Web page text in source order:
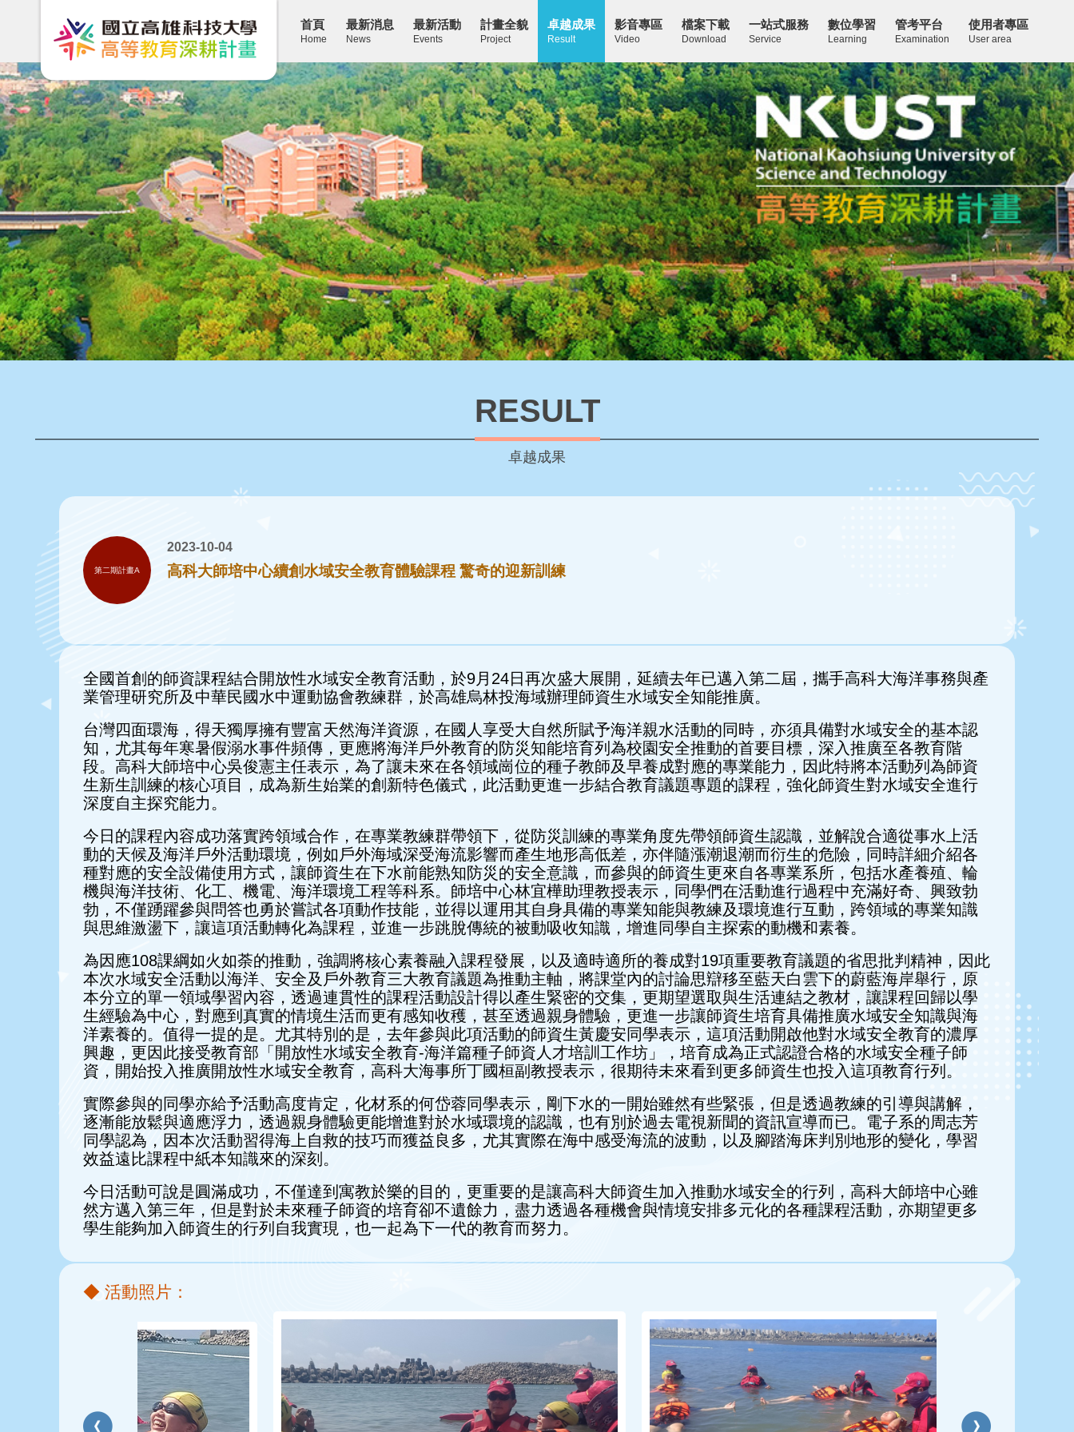
首頁
Home
最新消息
News
最新活動
Events
計畫全貌
Project
卓越成果
Result
影音專區
Video
檔案下載
Download
一站式服務
Service
數位學習
Learning
管考平台
Examination
使用者專區
User area
RESULT
卓越成果
第二期計畫A
2023-10-04
高科大師培中心續創水域安全教育體驗課程 驚奇的迎新訓練
全國首創的師資課程結合開放性水域安全教育活動，於9月24日再次盛大展開，延續去年已邁入第二屆，攜手高科大海洋事務與產
業管理研究所及中華民國水中運動協會教練群，於高雄烏林投海域辦理師資生水域安全知能推廣。
台灣四面環海，得天獨厚擁有豐富天然海洋資源，在國人享受大自然所賦予海洋親水活動的同時，亦須具備對水域安全的基本認
知，尤其每年寒暑假溺水事件頻傳，更應將海洋戶外教育的防災知能培育列為校園安全推動的首要目標，深入推廣至各教育階
段。高科大師培中心吳俊憲主任表示，為了讓未來在各領域崗位的種子教師及早養成對應的專業能力，因此特將本活動列為師資
生新生訓練的核心項目，成為新生始業的創新特色儀式，此活動更進一步結合教育議題專題的課程，強化師資生對水域安全進行
深度自主探究能力。
今日的課程內容成功落實跨領域合作，在專業教練群帶領下，從防災訓練的專業角度先帶領師資生認識，並解說合適從事水上活
動的天候及海洋戶外活動環境，例如戶外海域深受海流影響而產生地形高低差，亦伴隨漲潮退潮而衍生的危險，同時詳細介紹各
種對應的安全設備使用方式，讓師資生在下水前能熟知防災的安全意識，而參與的師資生更來自各專業系所，包括水產養殖、輪
機與海洋技術、化工、機電、海洋環境工程等科系。師培中心林宜樺助理教授表示，同學們在活動進行過程中充滿好奇、興致勃
勃，不僅踴躍參與問答也勇於嘗試各項動作技能，並得以運用其自身具備的專業知能與教練及環境進行互動，跨領域的專業知識
與思維激盪下，讓這項活動轉化為課程，並進一步跳脫傳統的被動吸收知識，增進同學自主探索的動機和素養。
為因應108課綱如火如荼的推動，強調將核心素養融入課程發展，以及適時適所的養成對19項重要教育議題的省思批判精神，因此
本次水域安全活動以海洋、安全及戶外教育三大教育議題為推動主軸，將課堂內的討論思辯移至藍天白雲下的蔚藍海岸舉行，原
本分立的單一領域學習內容，透過連貫性的課程活動設計得以產生緊密的交集，更期望選取與生活連結之教材，讓課程回歸以學
生經驗為中心，對應到真實的情境生活而更有感知收穫，甚至透過親身體驗，更進一步讓師資生培育具備推廣水域安全知識與海
洋素養的。值得一提的是。尤其特別的是，去年參與此項活動的師資生黃慶安同學表示，這項活動開啟他對水域安全教育的濃厚
興趣，更因此接受教育部「開放性水域安全教育-海洋篇種子師資人才培訓工作坊」，培育成為正式認證合格的水域安全種子師
資，開始投入推廣開放性水域安全教育，高科大海事所丁國桓副教授表示，很期待未來看到更多師資生也投入這項教育行列。
實際參與的同學亦給予活動高度肯定，化材系的何岱蓉同學表示，剛下水的一開始雖然有些緊張，但是透過教練的引導與講解，
逐漸能放鬆與適應浮力，透過親身體驗更能增進對於水域環境的認識，也有別於過去電視新聞的資訊宣導而已。電子系的周志芳
同學認為，因本次活動習得海上自救的技巧而獲益良多，尤其實際在海中感受海流的波動，以及腳踏海床判別地形的變化，學習
效益遠比課程中紙本知識來的深刻。
今日活動可說是圓滿成功，不僅達到寓教於樂的目的，更重要的是讓高科大師資生加入推動水域安全的行列，高科大師培中心雖
然方邁入第三年，但是對於未來種子師資的培育卻不遺餘力，盡力透過各種機會與情境安排多元化的各種課程活動，亦期望更多
學生能夠加入師資生的行列自我實現，也一起為下一代的教育而努力。